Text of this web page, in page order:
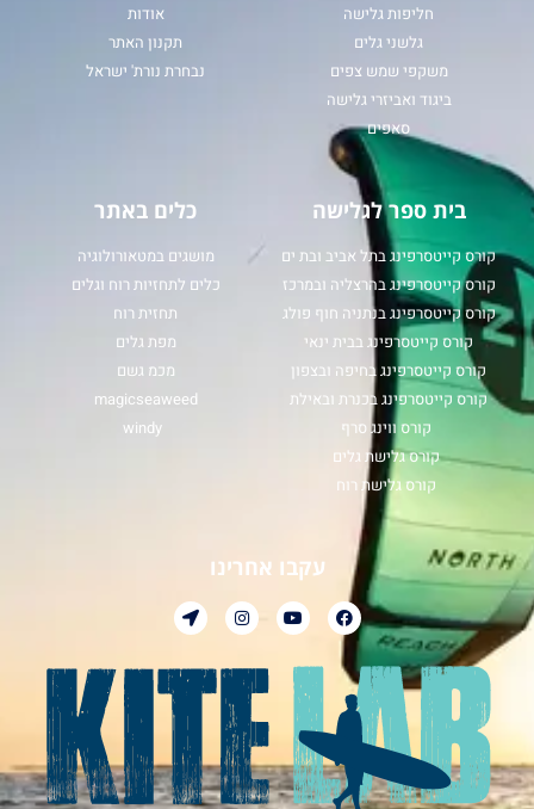
חליפות גלישה
גלשני גלים
משקפי שמש צפים
ביגוד ואביזרי גלישה
סאפים
אודות
תקנון האתר
נבחרת נורת' ישראל
בית ספר לגלישה
קורס קייטסרפינג בתל אביב ובת ים
קורס קייטסרפינג בהרצליה ובמרכז
קורס קייטסרפינג בנתניה חוף פולג
קורס קייטסרפינג בבית ינאי
קורס קייטסרפינג בחיפה ובצפון
קורס קייטסרפינג בכנרת ובאילת
קורס ווינג סרף
קורס גלישת גלים
קורס גלישת רוח
כלים באתר
מושגים במטאורולוגיה
כלים לתחזיות רוח וגלים
תחזית רוח
מפת גלים
מכמ גשם
magicseaweed
windy
עקבו אחרינו